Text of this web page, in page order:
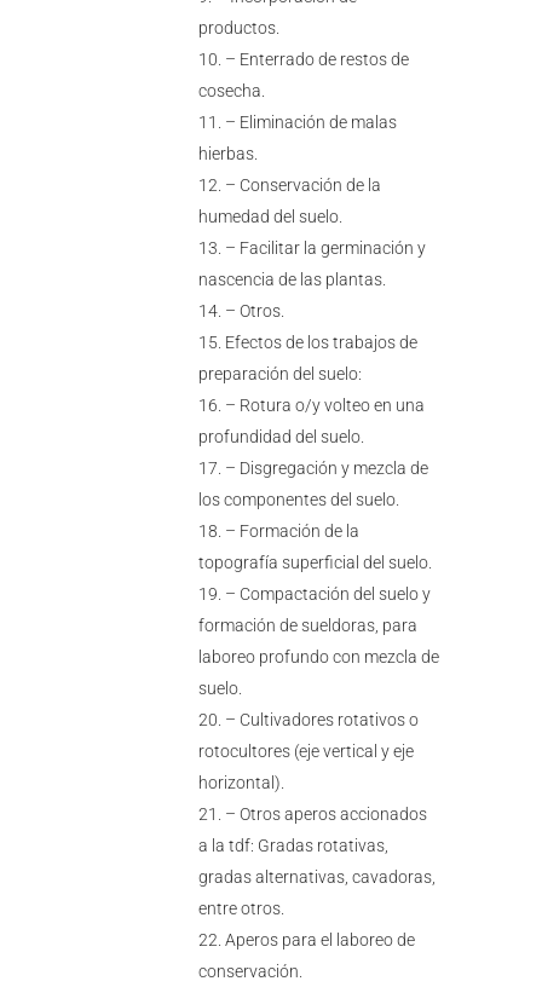
productos.
– Enterrado de restos de
cosecha.
– Eliminación de malas
hierbas.
– Conservación de la
humedad del suelo.
– Facilitar la germinación y
nascencia de las plantas.
– Otros.
Efectos de los trabajos de
preparación del suelo:
– Rotura o/y volteo en una
profundidad del suelo.
– Disgregación y mezcla de
los componentes del suelo.
– Formación de la
topografía superficial del suelo.
– Compactación del suelo y
formación de sueldoras, para
laboreo profundo con mezcla de
suelo.
– Cultivadores rotativos o
rotocultores (eje vertical y eje
horizontal).
– Otros aperos accionados
a la tdf: Gradas rotativas,
gradas alternativas, cavadoras,
entre otros.
Aperos para el laboreo de
conservación.